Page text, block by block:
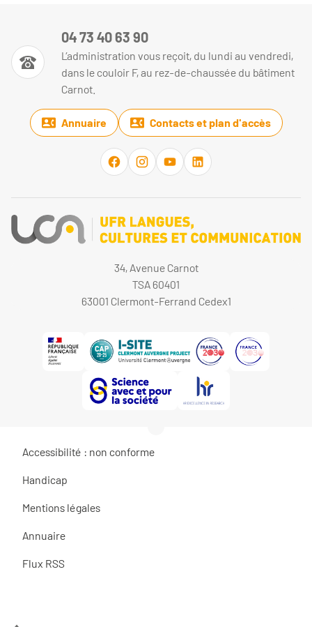
04 73 40 63 90
L’administration vous reçoit, du lundi au vendredi,
dans le couloir F, au rez-de-chaussée du bâtiment
Carnot.
Annuaire Contacts et plan d'accès
34, Avenue Carnot
TSA 60401
63001 Clermont-Ferrand Cedex1
Accessibilité : non conforme
Handicap
Mentions légales
Annuaire
Flux RSS